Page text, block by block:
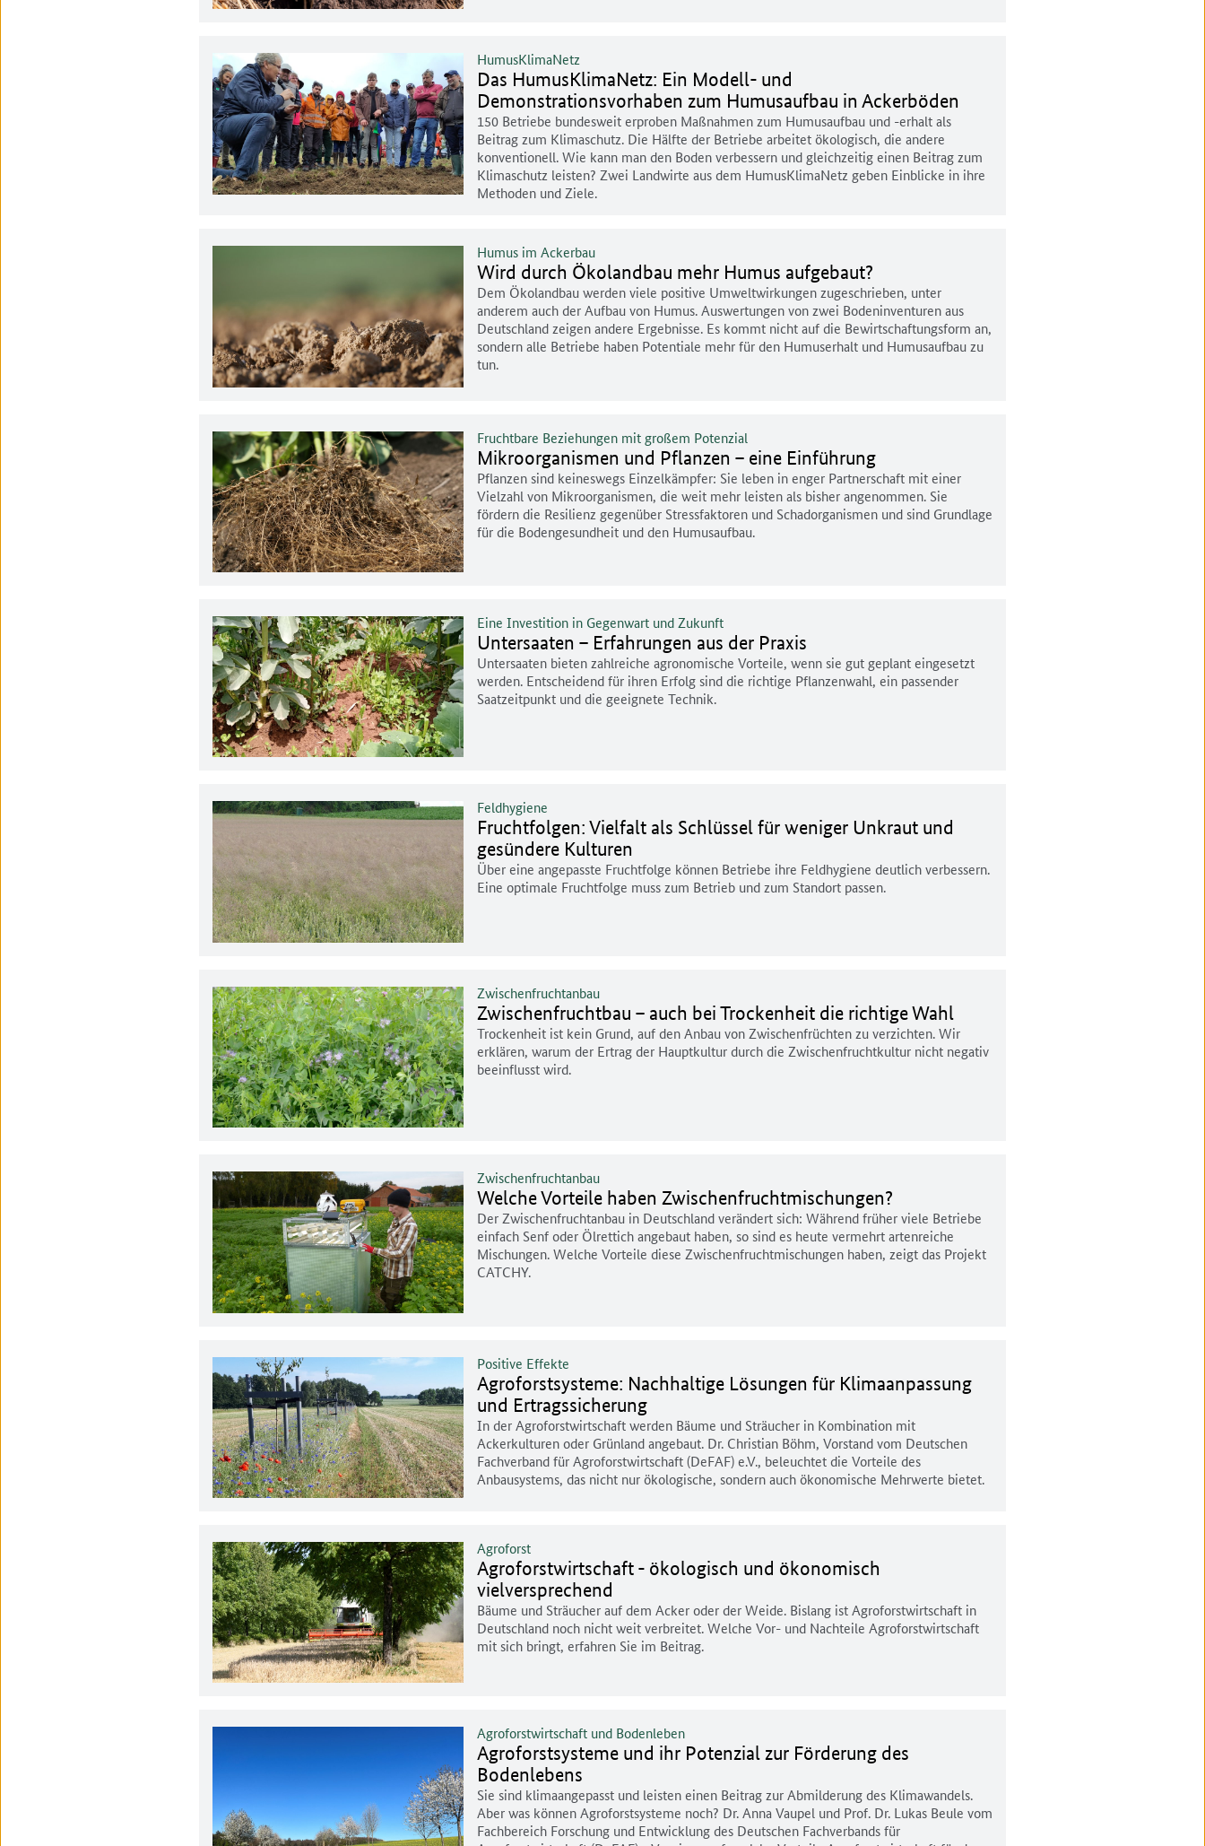
Das HumusKlimaNetz: Ein Modell- und
Demonstrationsvorhaben zum Humusaufbau in Ackerböden
HumusKlimaNetz
150 Betriebe bundesweit erproben Maßnahmen zum Humusaufbau und -erhalt als
Beitrag zum Klimaschutz. Die Hälfte der Betriebe arbeitet ökologisch, die andere
konventionell. Wie kann man den Boden verbessern und gleichzeitig einen Beitrag zum
Klimaschutz leisten? Zwei Landwirte aus dem HumusKlimaNetz geben Einblicke in ihre
Methoden und Ziele.
Wird durch Ökolandbau mehr Humus aufgebaut?
Humus im Ackerbau
Dem Ökolandbau werden viele positive Umweltwirkungen zugeschrieben, unter
anderem auch der Aufbau von Humus. Auswertungen von zwei Bodeninventuren aus
Deutschland zeigen andere Ergebnisse. Es kommt nicht auf die Bewirtschaftungsform an,
sondern alle Betriebe haben Potentiale mehr für den Humuserhalt und Humusaufbau zu
tun.
Mikroorganismen und Pflanzen – eine Einführung
Fruchtbare Beziehungen mit großem Potenzial
Pflanzen sind keineswegs Einzelkämpfer: Sie leben in enger Partnerschaft mit einer
Vielzahl von Mikroorganismen, die weit mehr leisten als bisher angenommen. Sie
fördern die Resilienz gegenüber Stressfaktoren und Schadorganismen und sind Grundlage
für die Bodengesundheit und den Humusaufbau.
Untersaaten – Erfahrungen aus der Praxis
Eine Investition in Gegenwart und Zukunft
Untersaaten bieten zahlreiche agronomische Vorteile, wenn sie gut geplant eingesetzt
werden. Entscheidend für ihren Erfolg sind die richtige Pflanzenwahl, ein passender
Saatzeitpunkt und die geeignete Technik.
Fruchtfolgen: Vielfalt als Schlüssel für weniger Unkraut und
gesündere Kulturen
Feldhygiene
Über eine angepasste Fruchtfolge können Betriebe ihre Feldhygiene deutlich verbessern.
Eine optimale Fruchtfolge muss zum Betrieb und zum Standort passen.
Zwischenfruchtbau – auch bei Trockenheit die richtige Wahl
Zwischenfruchtanbau
Trockenheit ist kein Grund, auf den Anbau von Zwischenfrüchten zu verzichten. Wir
erklären, warum der Ertrag der Hauptkultur durch die Zwischenfruchtkultur nicht negativ
beeinflusst wird.
Welche Vorteile haben Zwischenfruchtmischungen?
Zwischenfruchtanbau
Der Zwischenfruchtanbau in Deutschland verändert sich: Während früher viele Betriebe
einfach Senf oder Ölrettich angebaut haben, so sind es heute vermehrt artenreiche
Mischungen. Welche Vorteile diese Zwischenfruchtmischungen haben, zeigt das Projekt
CATCHY.
Agroforstsysteme: Nachhaltige Lösungen für Klimaanpassung
und Ertragssicherung
Positive Effekte
In der Agroforstwirtschaft werden Bäume und Sträucher in Kombination mit
Ackerkulturen oder Grünland angebaut. Dr. Christian Böhm, Vorstand vom Deutschen
Fachverband für Agroforstwirtschaft (DeFAF) e.V., beleuchtet die Vorteile des
Anbausystems, das nicht nur ökologische, sondern auch ökonomische Mehrwerte bietet.
Agroforstwirtschaft - ökologisch und ökonomisch
vielversprechend
Agroforst
Bäume und Sträucher auf dem Acker oder der Weide. Bislang ist Agroforstwirtschaft in
Deutschland noch nicht weit verbreitet. Welche Vor- und Nachteile Agroforstwirtschaft
mit sich bringt, erfahren Sie im Beitrag.
Agroforstsysteme und ihr Potenzial zur Förderung des
Bodenlebens
Agroforstwirtschaft und Bodenleben
Sie sind klimaangepasst und leisten einen Beitrag zur Abmilderung des Klimawandels.
Aber was können Agroforstsysteme noch? Dr. Anna Vaupel und Prof. Dr. Lukas Beule vom
Fachbereich Forschung und Entwicklung des Deutschen Fachverbands für